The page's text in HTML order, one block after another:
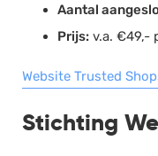
Aantal
Prijs: v.a. €49,-
Website Trusted
Stichting